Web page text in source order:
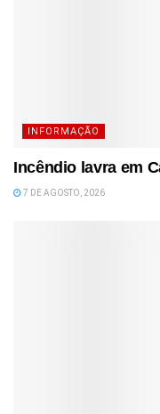
INFORMAÇÃO
Incêndio lavra em
7 DE AGOSTO, 2026